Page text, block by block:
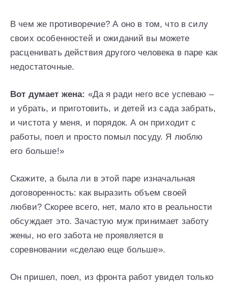
В чем же противоречие? А оно в том, что в силу
своих особенностей и ожиданий вы можете
расценивать действия другого человека в паре как
недостаточные.
Вот думает жена: «Да я ради него все успеваю –
и убрать, и приготовить, и детей из сада забрать,
и чистота у меня, и порядок. А он приходит с
работы, поел и просто помыл посуду. Я люблю
его больше!»
Скажите, а была ли в этой паре изначальная
договоренность: как выразить объем своей
любви? Скорее всего, нет, мало кто в реальности
обсуждает это. Зачастую муж принимает заботу
жены, но его забота не проявляется в
соревновании «сделаю еще больше».
Он пришел, поел, из фронта работ увидел только